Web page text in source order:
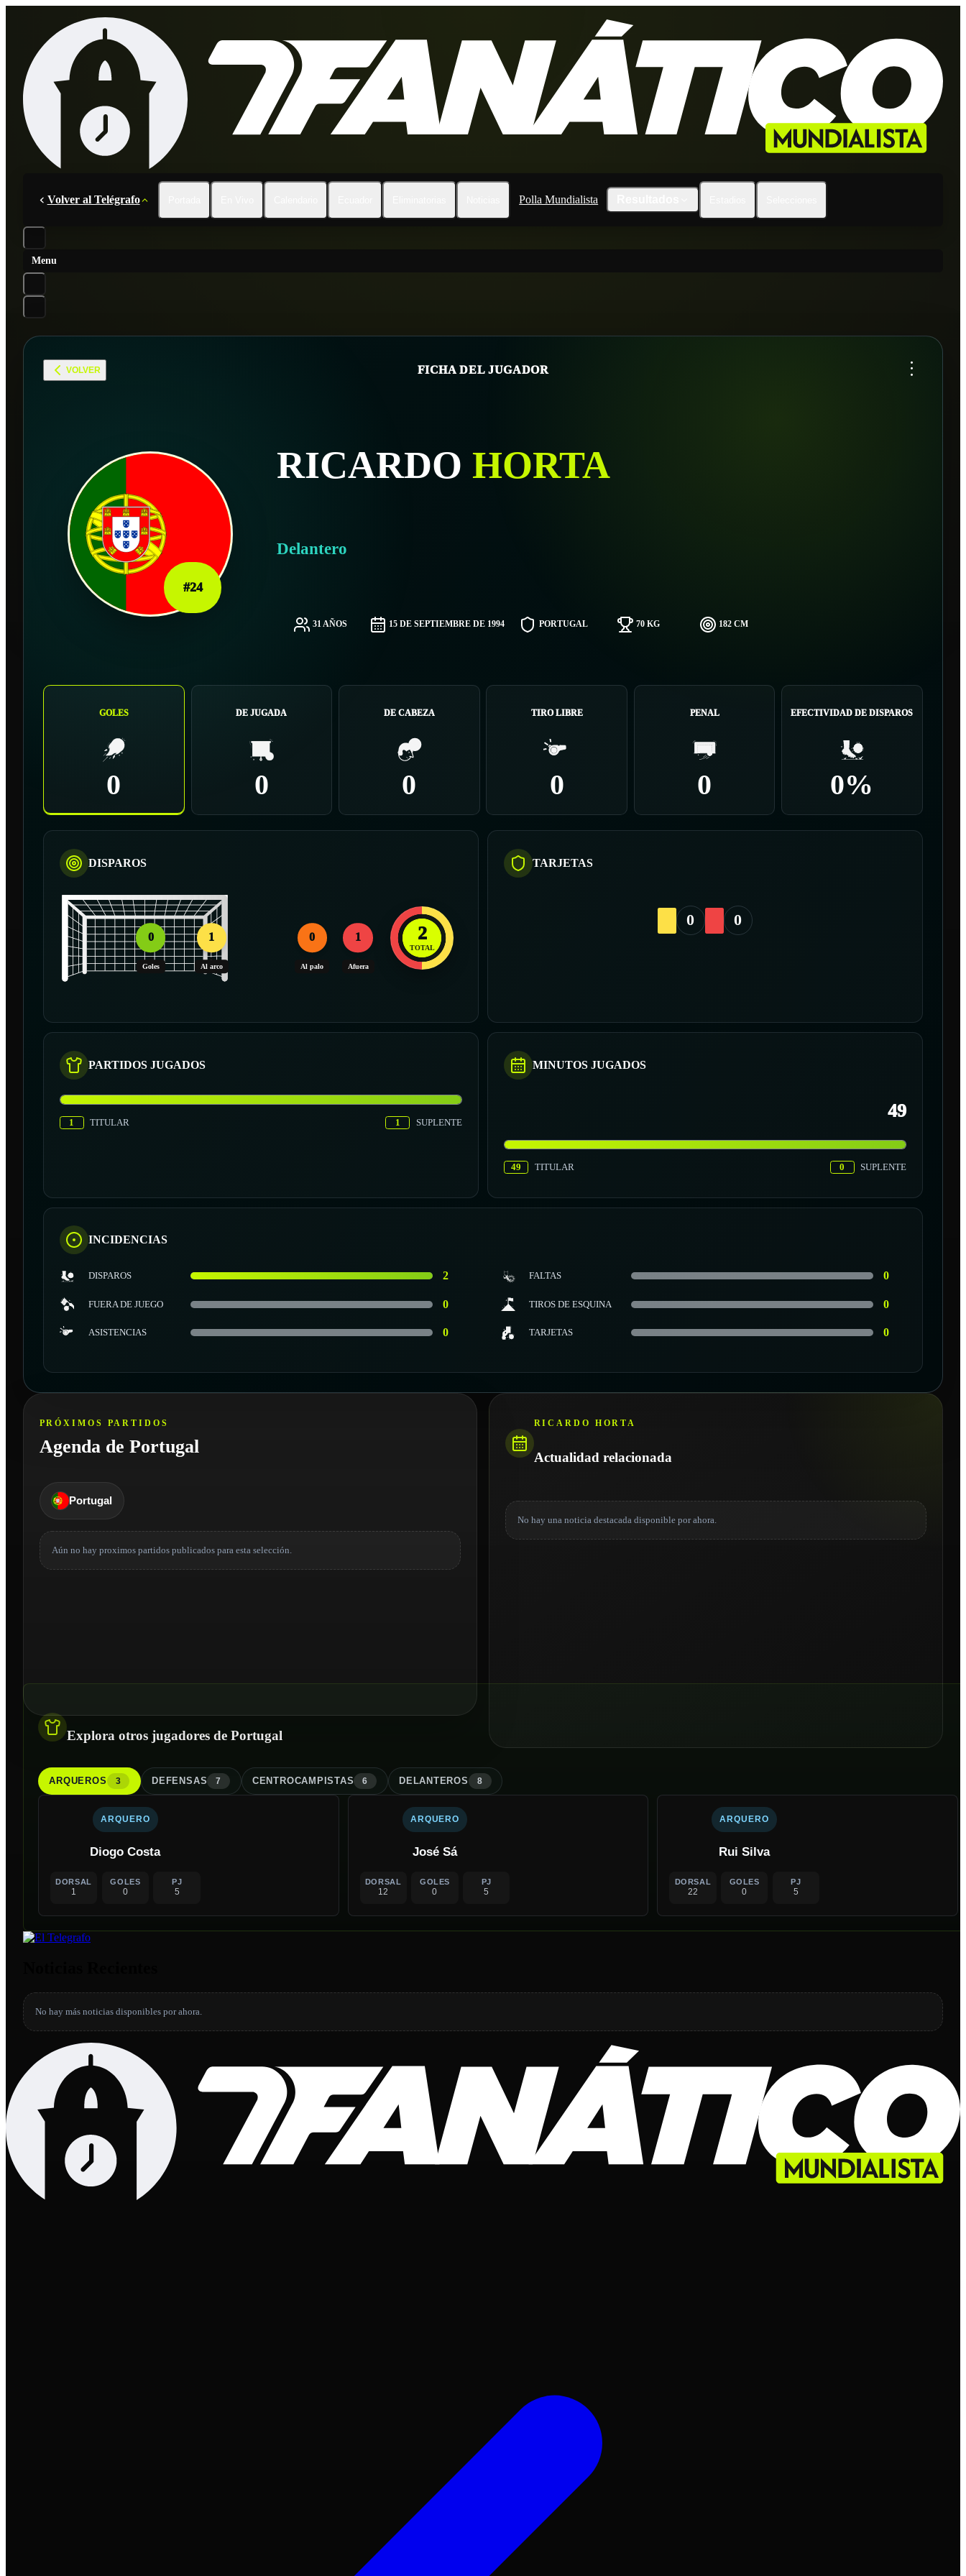
Volver al Telégrafo Polla Mundialista
Menu
VOLVER FICHA DEL JUGADOR ...
#24
RICARDO HORTA
Delantero
31 AÑOS 15 DE SEPTIEMBRE DE 1994 PORTUGAL 70 KG 182 CM
GOLES
0
DE JUGADA
0
DE CABEZA
0
TIRO LIBRE
0
PENAL
0
EFECTIVIDAD DE DISPAROS
0%
DISPAROS
0
Goles
1
Al arco
0
Al palo
1
Afuera
2
TOTAL
TARJETAS
0 0
PARTIDOS JUGADOS
1 TITULAR 1 SUPLENTE
MINUTOS JUGADOS
49
49 TITULAR 0 SUPLENTE
INCIDENCIAS
DISPAROS 2 FALTAS 0
FUERA DE JUEGO 0 TIROS DE ESQUINA 0
ASISTENCIAS 0 TARJETAS 0
PRÓXIMOS PARTIDOS
Agenda de Portugal
Portugal
Aún no hay proximos partidos publicados para esta selección.
RICARDO HORTA
Actualidad relacionada
No hay una noticia destacada disponible por ahora.
Explora otros jugadores de Portugal
ARQUEROS 3 DEFENSAS 7 CENTROCAMPISTAS 6 DELANTEROS 8
ARQUERO
Diogo Costa
DORSAL
1
GOLES
0
PJ
5
ARQUERO
José Sá
DORSAL
12
GOLES
0
PJ
5
ARQUERO
Rui Silva
DORSAL
22
GOLES
0
PJ
5
No hay más noticias disponibles por ahora.